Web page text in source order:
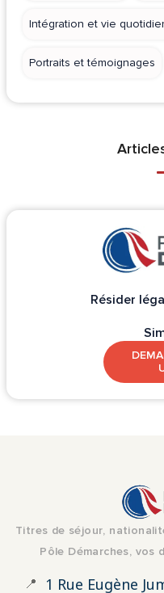
Intégration et vie
Portraits et témoignages
Résider
Titres de séjour,
Pôle Démarches, vos
📍 1 Rue Eugène